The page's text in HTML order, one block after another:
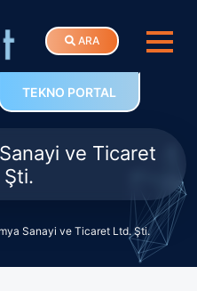
ARA
TEKNO PORTAL
ve Ticaret
Sanayi ve Ticaret Ltd. Şti.